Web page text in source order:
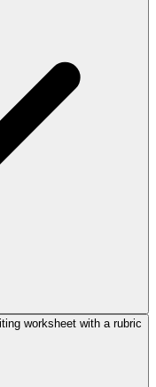
worksheet with a rubric?